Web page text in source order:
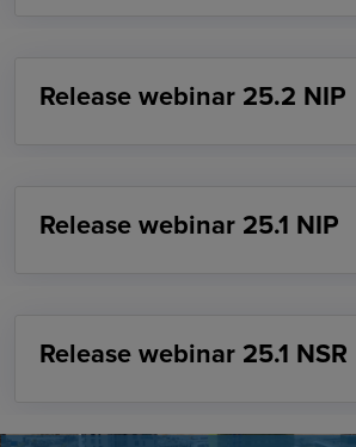
Release webinar 25.2 NIP
Release webinar 25.1 NIP
Release webinar 25.1 NSR